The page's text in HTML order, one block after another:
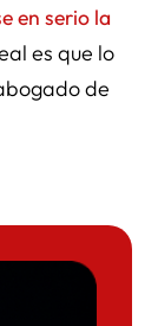
en serio la
es que lo
de